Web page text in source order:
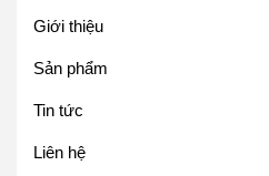
Giới thiệu
Sản phẩm
Tin tức
Liên hệ